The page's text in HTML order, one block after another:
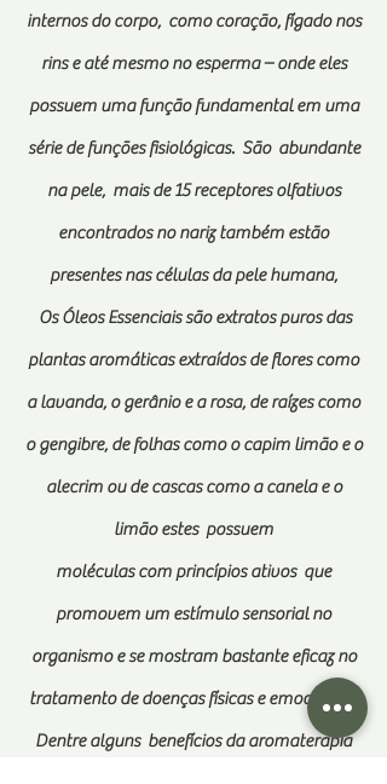
internos do corpo, como coração, fígado nos
rins e até mesmo no esperma – onde eles
possuem uma função fundamental em uma
série de funções fisiológicas. São abundante
na pele, mais de 15 receptores olfativos
encontrados no nariz também estão
presentes nas células da pele humana,
Os Óleos Essenciais são extratos puros das
plantasaromáticas extraídosde flores como
a lavanda, o gerânio e a rosa, de raízes como
o gengibre, de folhas como o capim limão e o
alecrim ou de cascas como a canela e o
limão estes possuem
moléculascom princípiosativos que
promovem um estímulo sensorial no
organismo e se mostram bastante eficaz no
tratamento de doenças físicas e emocionais.
Dentre alguns benefícios da aromaterapia